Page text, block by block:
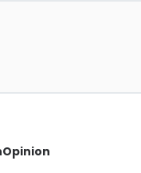
Opinion